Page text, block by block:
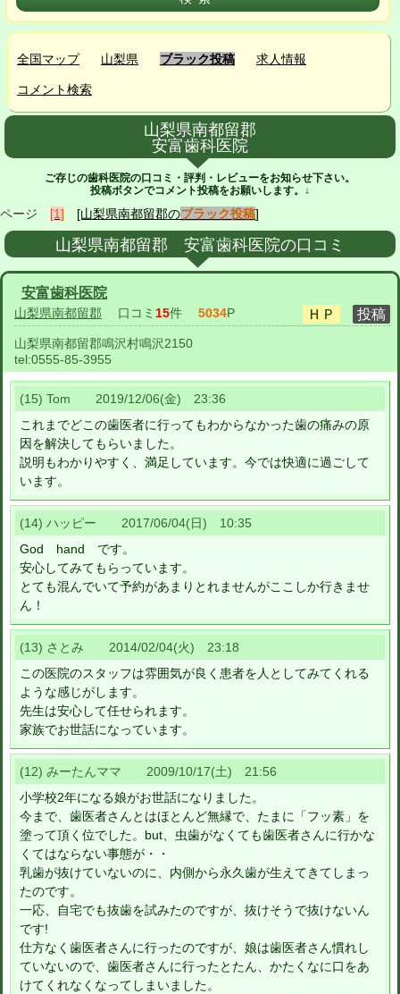
全国マップ 山梨県 ブラック投稿 求人情報
コメント検索
山梨県南都留郡
安富歯科医院
ご存じの歯科医院の口コミ・評判・レビューをお知らせ下さい。
投稿ボタンでコメント投稿をお願いします。↓
ページ [1] [山梨県南都留郡のブラック投稿]
山梨県南都留郡 安富歯科医院の口コミ
安富歯科医院
山梨県南都留郡 口コミ 15件 5034P
山梨県南都留郡鳴沢村鳴沢2150
tel:0555-85-3955
(15) Tom 2019/12/06(金) 23:36
これまでどこの歯医者に行ってもわからなかった歯の痛みの原
因を解決してもらいました。
説明もわかりやすく、満足しています。今では快適に過ごして
います。
(14) ハッピー 2017/06/04(日) 10:35
God hand です。
安心してみてもらっています。
とても混んでいて予約があまりとれませんがここしか行きませ
ん！
(13) さとみ 2014/02/04(火) 23:18
この医院のスタッフは雰囲気が良く患者を人としてみてくれる
ような感じがします。
先生は安心して任せられます。
家族でお世話になっています。
(12) みーたんママ 2009/10/17(土) 21:56
小学校2年になる娘がお世話になりました。
今まで、歯医者さんとはほとんど無縁で、たまに「フッ素」を
塗って頂く位でした。but、虫歯がなくても歯医者さんに行かな
くてはならない事態が・・
乳歯が抜けていないのに、内側から永久歯が生えてきてしまっ
たのです。
一応、自宅でも抜歯を試みたのですが、抜けそうで抜けないん
です!
仕方なく歯医者さんに行ったのですが、娘は歯医者さん慣れし
ていないので、歯医者さんに行ったとたん、かたくなに口をあ
けてくれなくなってしまいました。